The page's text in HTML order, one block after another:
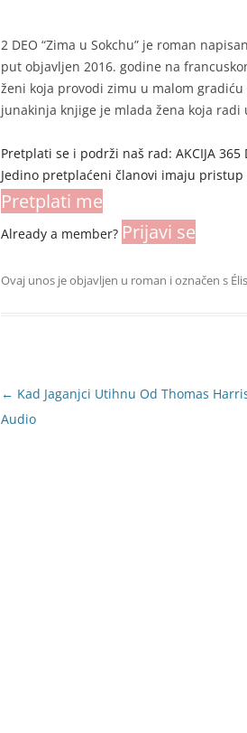
2 DEO “Zima u Sokchu” je roman
put objavljen 2016. godine na
ženi koja provodi zimu u malom gradiću
junakinja knjige je mlada žena koja
Pretplati se i podrži naš rad: AKCIJA
Jedino pretplaćeni članovi imaju
Pretplati me
Already a member? Prijavi se
Ovaj unos je objavljen u roman i označen s
Navigacija
objava
← Kad Jaganjci Utihnu Od Thomas
Audio